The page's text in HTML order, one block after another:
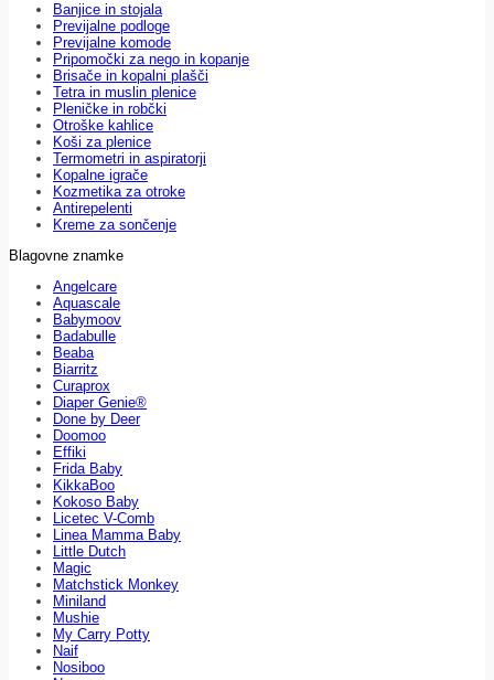
Banjice in stojala
Previjalne podloge
Previjalne komode
Pripomočki za nego in kopanje
Brisače in kopalni plašči
Tetra in muslin plenice
Pleničke in robčki
Otroške kahlice
Koši za plenice
Termometri in aspiratorji
Kopalne igrače
Kozmetika za otroke
Antirepelenti
Kreme za sončenje
Blagovne znamke
Angelcare
Aquascale
Babymoov
Badabulle
Beaba
Biarritz
Curaprox
Diaper Genie®
Done by Deer
Doomoo
Effiki
Frida Baby
KikkaBoo
Kokoso Baby
Licetec V-Comb
Linea Mamma Baby
Little Dutch
Magic
Matchstick Monkey
Miniland
Mushie
My Carry Potty
Naif
Nosiboo